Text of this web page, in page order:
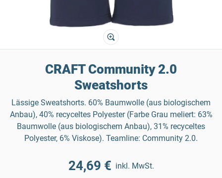
CRAFT Community 2.0
Sweatshorts
Lässige Sweatshorts. 60% Baumwolle (aus biologischem
Anbau), 40% recyceltes Polyester (Farbe Grau meliert: 63%
Baumwolle (aus biologischem Anbau), 31% recyceltes
Polyester, 6% Viskose). Teamline: Community 2.0.
24,69 € inkl. MwSt.